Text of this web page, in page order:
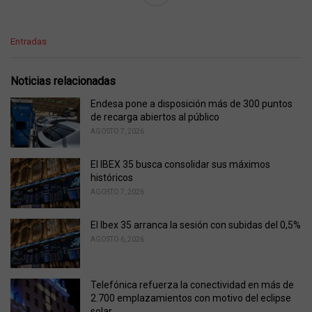
C
e
o
r
i
:
Entradas
Noticias relacionadas
Endesa pone a disposición más de 300 puntos
de recarga abiertos al público
AGOSTO 7, 2026
El IBEX 35 busca consolidar sus máximos
históricos
AGOSTO 7, 2026
El Ibex 35 arranca la sesión con subidas del 0,5%
AGOSTO 6, 2026
Telefónica refuerza la conectividad en más de
2.700 emplazamientos con motivo del eclipse